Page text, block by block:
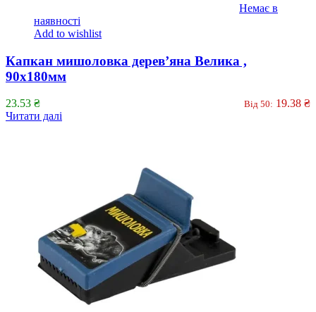
Немає в
наявності
Add to wishlist
Капкан мишоловка дерев’яна Велика ,
90х180мм
23.53 ₴ Від 50: 19.38 ₴
Читати далі